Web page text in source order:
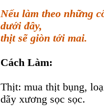
Nếu làm theo những
dưới đây,
thịt sẽ giòn tới mai.
Cách Làm:
Thịt: mua thịt bụng,
dãy xương sọc sọc.